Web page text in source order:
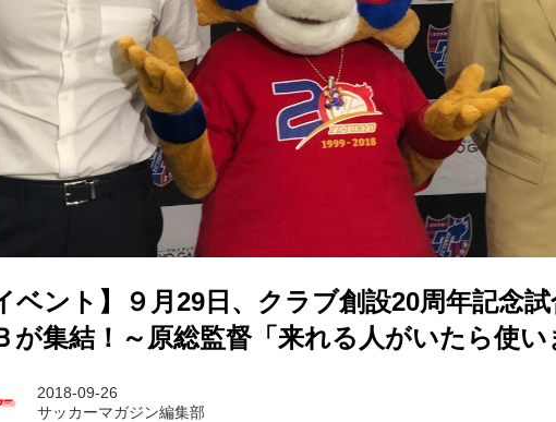
ベント】９月29日、クラブ創設20周年記念
が集結！～原総監督「来れる人がいたら使い
2018-09-26
サッカーマガジン編集部